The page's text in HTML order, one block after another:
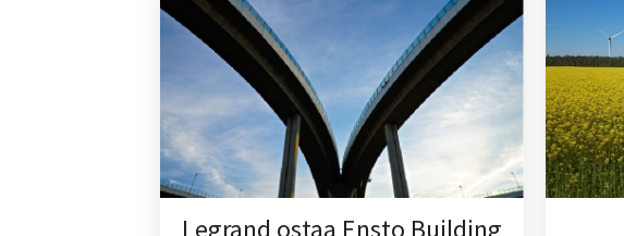
Legrand ostaa Ensto Building